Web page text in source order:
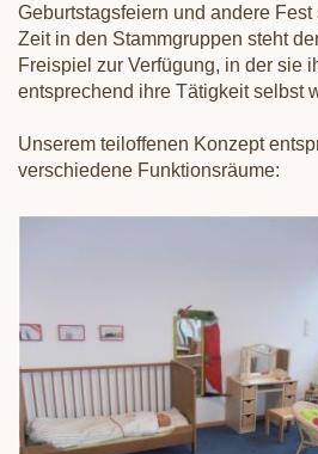
Geburtstagsfeiern und andere
Zeit in den Stammgruppen steht
Freispiel zur Verfügung, in der sie
entsprechend ihre Tätigkeit selbst
Unserem teiloffenen Konzept
verschiedene Funktionsräume: